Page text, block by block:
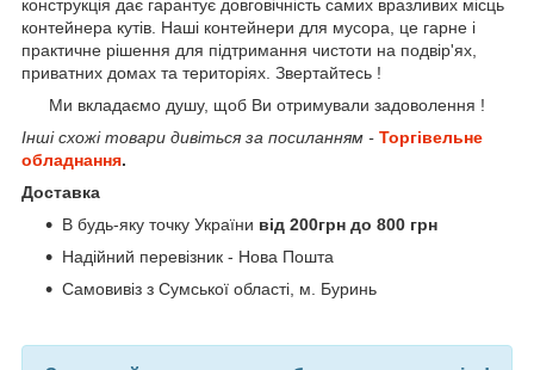
конструкція дає гарантує довговічність самих вразливих місць
контейнера кутів. Наші контейнери для мусора, це гарне і
практичне рішення для підтримання чистоти на подвір'ях,
приватних домах та територіях. Звертайтесь !
Ми вкладаємо душу, щоб Ви отримували задоволення !
Інші схожі товари дивіться за посиланням - Торгівельне
обладнання.
Доставка
В будь-яку точку України від 200грн до 800 грн
Надійний перевізник - Нова Пошта
Самовивіз з Сумської області, м. Буринь